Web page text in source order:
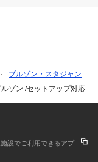
ブルゾン・スタジャン
ゾン /セットアップ対応
設でご利用できるアプ